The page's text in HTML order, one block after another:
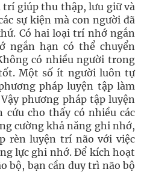
giúp thu thập, lưu giữ và
sự kiện mà con người đã
Có hai loại trí nhớ ngắn
ngắn hạn có thể chuyển
có nhiều người trong
Một số ít người luôn tự
pháp luyện tập làm
phương pháp tập luyện
cứu cho thấy có nhiều các
cường khả năng ghi nhớ,
rèn luyện trí não với việc
lực ghi nhớ. Để kích hoạt
bộ, bạn cần duy trì não bộ